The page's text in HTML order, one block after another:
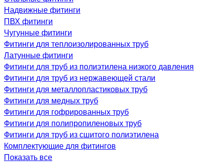
Надвижные фитинги
ПВХ фитинги
Чугунные фитинги
Фитинги для теплоизолированных труб
Латунные фитинги
Фитинги для труб из полиэтилена низкого давления
Фитинги для труб из нержавеющей стали
Фитинги для металлопластиковых труб
Фитинги для медных труб
Фитинги для гофрированных труб
Фитинги для полипропиленовых труб
Фитинги для труб из сшитого полиэтилена
Комплектующие для фитингов
Показать все